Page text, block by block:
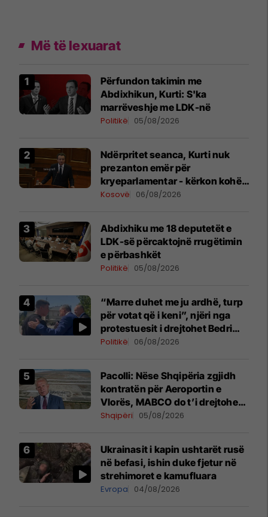
Më të lexuarat
Përfundon takimin me
Abdixhikun, Kurti: S'ka
marrëveshje me LDK-në
Politikë 05/08/2026
Ndërpritet seanca, Kurti nuk
prezanton emër për
kryeparlamentar - kërkon kohë
shtesë për marrëveshje politike
Kosovë 06/08/2026
Abdixhiku me 18 deputetët e
LDK-së përcaktojnë rrugëtimin
e përbashkët
Politikë 05/08/2026
“Marre duhet me ju ardhë, turp
për votat që i keni”, njëri nga
protestuesit i drejtohet Bedri
Hamzës
Politikë 06/08/2026
Pacolli: Nëse Shqipëria zgjidh
kontratën për Aeroportin e
Vlorës, MABCO do t’i drejtohet
arbitrazhit ndërkombëtar
Shqipëri 05/08/2026
Ukrainasit i kapin ushtarët rusë
në befasi, ishin duke fjetur në
strehimoret e kamufluara
Evropa 04/08/2026